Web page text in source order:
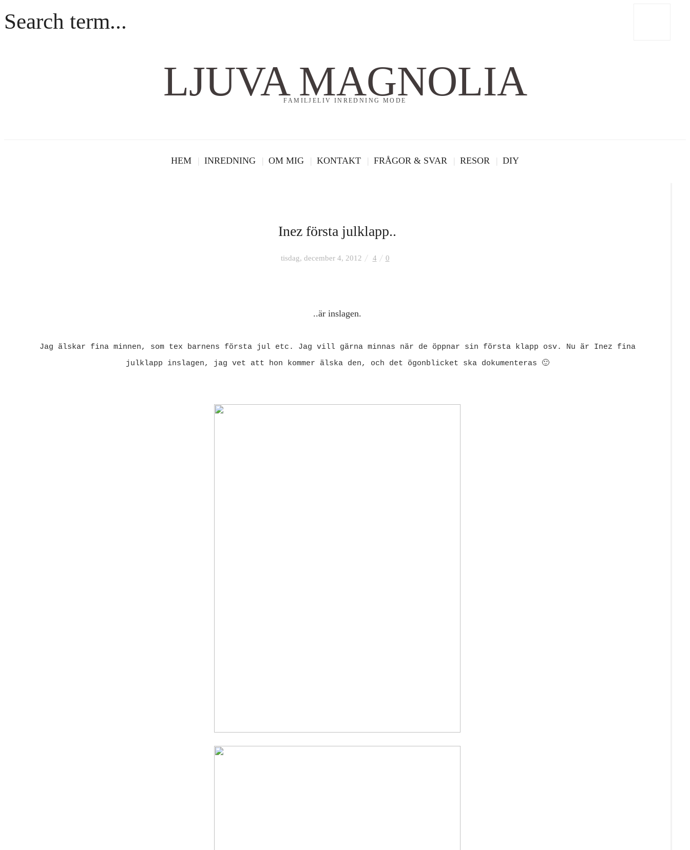
LJUVA MAGNOLIA
FAMILJELIV INREDNING MODE
HEM INREDNING OM MIG KONTAKT FRÅGOR & SVAR RESOR DIY
Inez första julklapp..
tisdag, december 4, 2012 4 0
..är inslagen.
Jag älskar fina minnen, som tex barnens första jul etc. Jag vill gärna minnas när de öppnar sin första klapp osv. Nu är Inez fina
julklapp inslagen, jag vet att hon kommer älska den, och det ögonblicket ska dokumenteras 🙂